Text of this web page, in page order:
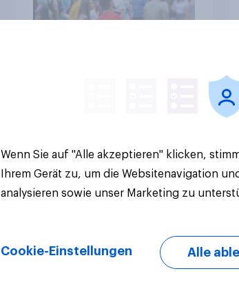
Wenn Sie auf "Alle akzeptieren" klicken,
Ihrem Gerät zu, um die Websitenavigation
analysieren sowie unser Marketing zu
Cookie-Einstellungen Alle